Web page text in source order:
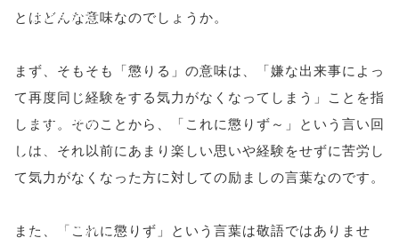
parts/sns-
line
10
/1001300"
onclick="windo
f, 'Gwindow',
とはどんな意味なのでしょうか。
まず、そもそも「懲りる」の意味は、「嫌な出来事によっ
て再度同じ経験をする気力がなくなってしまう」ことを指
します。そのことから、「これに懲りず～」という言い回
しは、それ以前にあまり楽しい思いや経験をせずに苦労し
て気力がなくなった方に対しての励ましの言葉なのです。
また、「これに懲りず」という言葉は敬語ではありませ